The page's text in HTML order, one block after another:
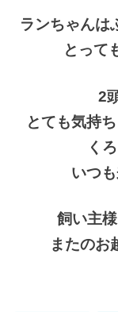
ランちゃんは
とって
2
とても気持
く
いつ
飼い主
またのお